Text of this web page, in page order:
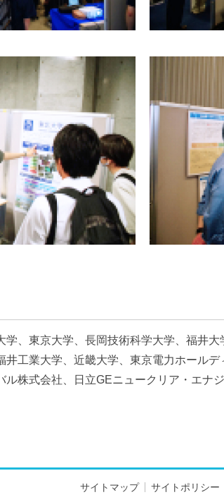
、東京大学、長岡技術科学大学、福井
工業大学、近畿大学、東京電力ホール
ル株式会社、日立GEニュークリア・エナ
サイトマップ サイトポリシー